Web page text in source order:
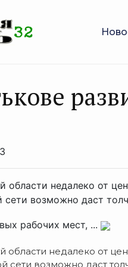
области недалеко от
сети возможно даст
рабочих мест, ...
области недалеко от
сети возможно даст